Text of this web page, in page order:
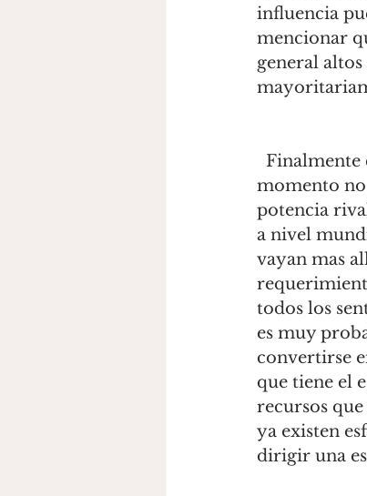
influencia
mencionar
general
momento no
potencia
a nivel
vayan mas
todos los
es muy
convertirse
que tiene el
recursos
ya existen
dirigir una